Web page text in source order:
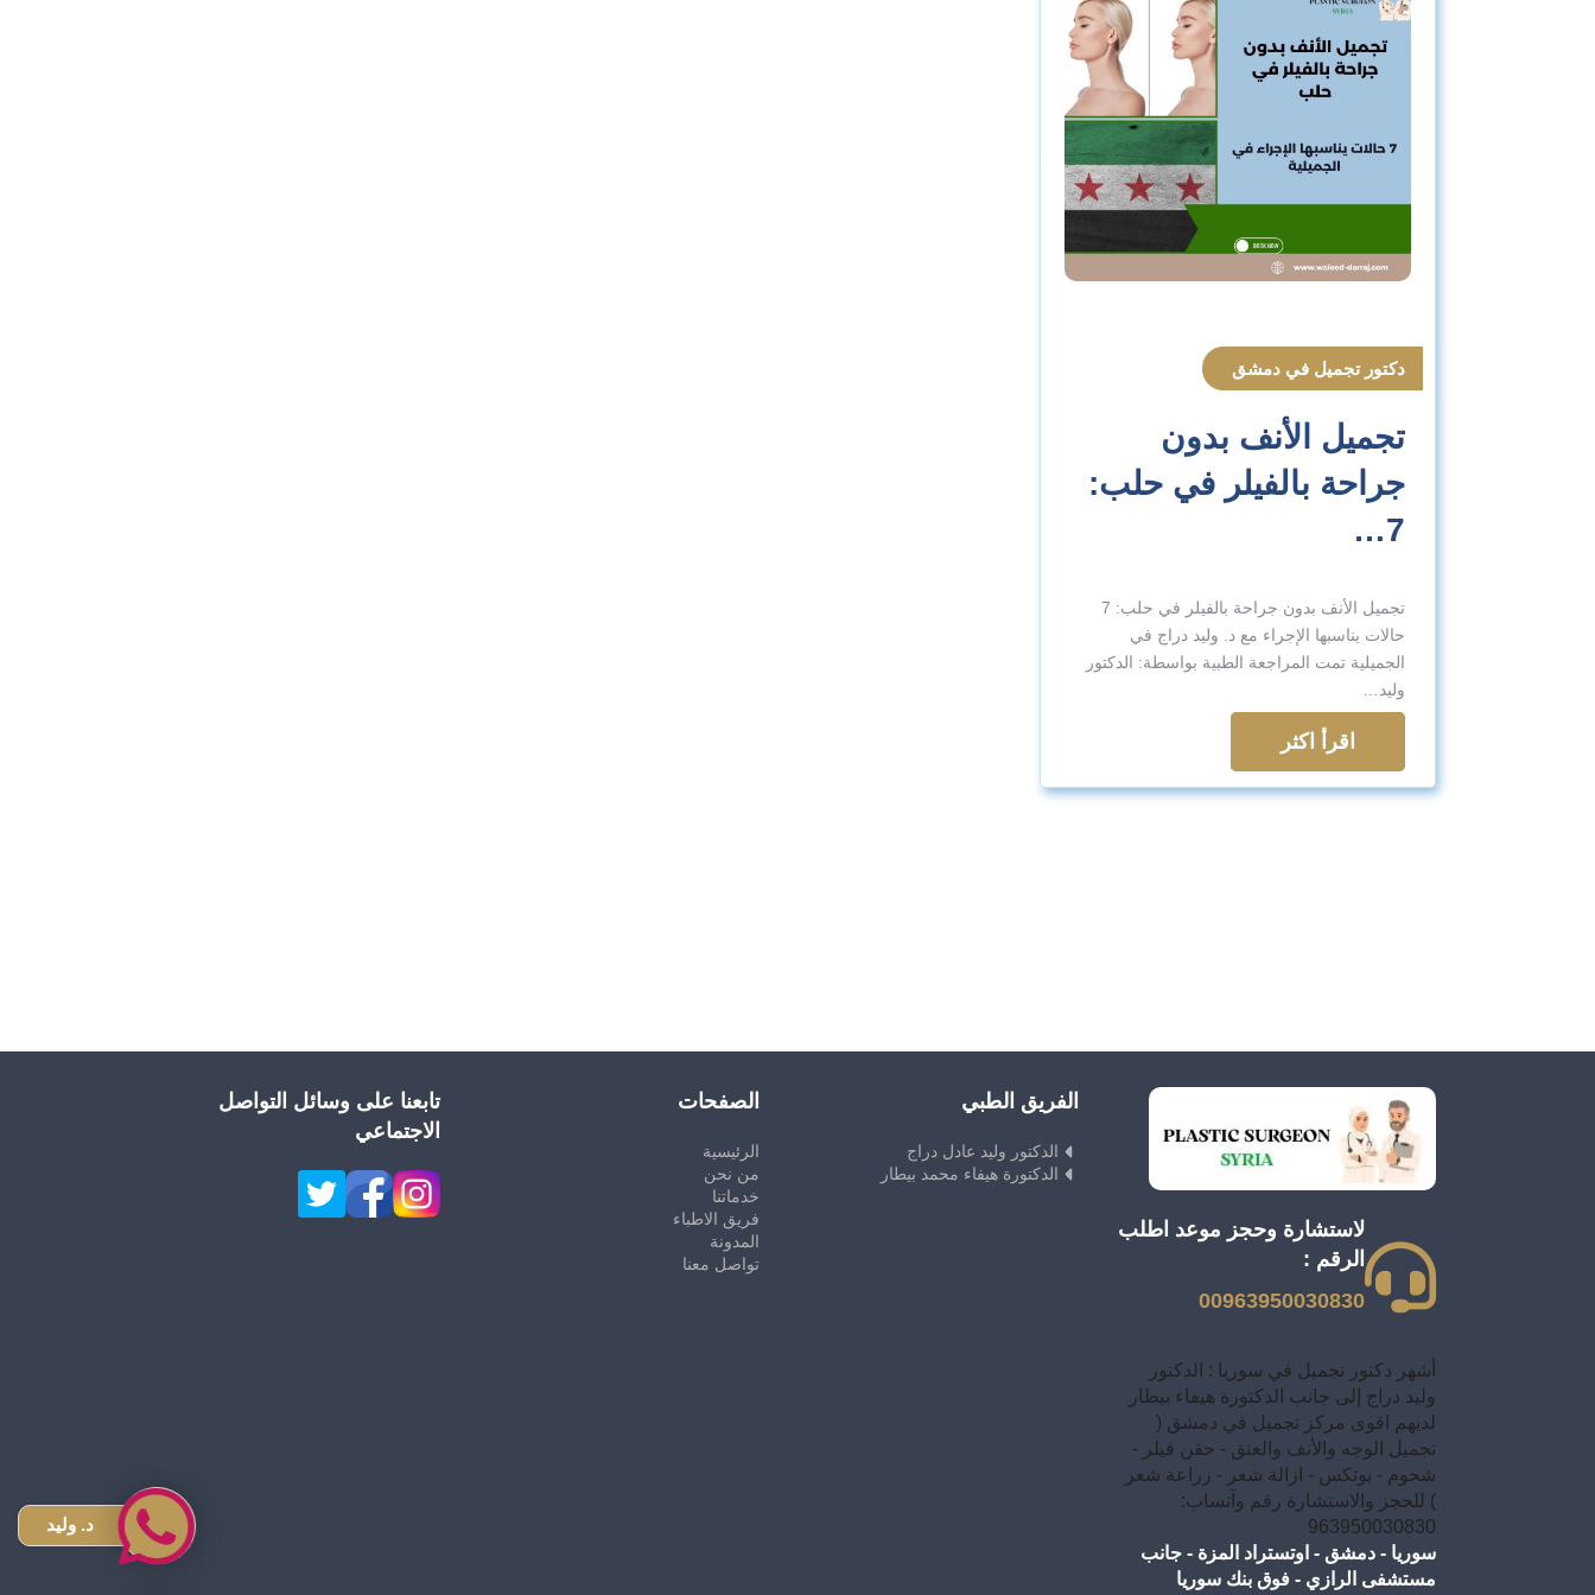
دكتور تجميل في دمشق
تجميل الأنف بدون
جراحة بالفيلر في حلب:
7…
تجميل الأنف بدون جراحة بالفيلر في حلب: 7
حالات يناسبها الإجراء مع د. وليد دراج في
الجميلية تمت المراجعة الطبية بواسطة: الدكتور
وليد…
اقرأ اكثر
لاستشارة وحجز موعد اطلب
الرقم :
00963950030830
أشهر دكتور تجميل في سوريا : الدكتور
وليد دراج إلى جانب الدكتورة هيفاء بيطار
لديهم اقوى مركز تجميل في دمشق (
تجميل الوجه والأنف والعنق - حقن فيلر -
شحوم - بوتكس - ازالة شعر - زراعة شعر
) للحجز والاستشارة رقم وآتساب:
963950030830
سوريا - دمشق - اوتستراد المزة - جانب
مستشفى الرازي - فوق بنك سوريا
الفريق الطبي
الدكتور وليد عادل دراج
الدكتورة هيفاء محمد بيطار
الصفحات
الرئيسية
من نحن
خدماتنا
فريق الاطباء
المدونة
تواصل معنا
تابعنا على وسائل التواصل
الاجتماعي
د. وليد